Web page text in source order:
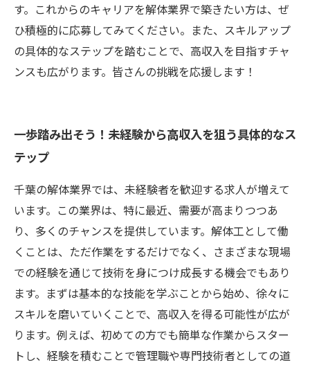
す。これからのキャリアを解体業界で築きたい方は、ぜ
ひ積極的に応募してみてください。また、スキルアップ
の具体的なステップを踏むことで、高収入を目指すチャ
ンスも広がります。皆さんの挑戦を応援します！
一歩踏み出そう！未経験から高収入を狙う具体的なス
テップ
千葉の解体業界では、未経験者を歓迎する求人が増えて
います。この業界は、特に最近、需要が高まりつつあ
り、多くのチャンスを提供しています。解体工として働
くことは、ただ作業をするだけでなく、さまざまな現場
での経験を通じて技術を身につけ成長する機会でもあり
ます。まずは基本的な技能を学ぶことから始め、徐々に
スキルを磨いていくことで、高収入を得る可能性が広が
ります。例えば、初めての方でも簡単な作業からスター
トし、経験を積むことで管理職や専門技術者としての道